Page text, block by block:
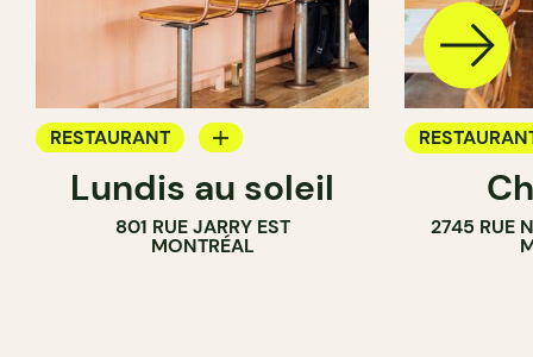
RESTAURANT
BAR À VIN
Lundis au soleil
801 RUE JARRY EST
MONTRÉAL
2745 RUE